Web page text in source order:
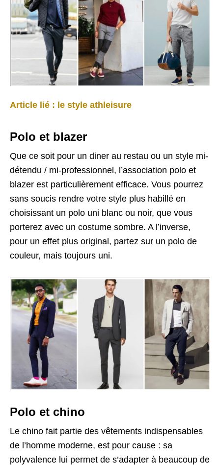
Article lié : le style athleisure
Polo et blazer
Que ce soit pour un diner au restau ou un style mi-
détendu / mi-professionnel, l’association polo et
blazer est particulièrement efficace. Vous pourrez
sans soucis rendre votre style plus habillé en
choisissant un polo uni blanc ou noir, que vous
porterez avec un costume sombre. A l’inverse,
pour un effet plus original, partez sur un polo de
couleur, mais toujours uni.
Polo et chino
Le chino fait partie des vêtements indispensables
de l’homme moderne, est pour cause : sa
polyvalence lui permet de s’adapter à beaucoup de